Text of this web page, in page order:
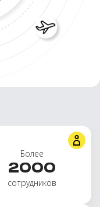
Более
2000
сотрудников